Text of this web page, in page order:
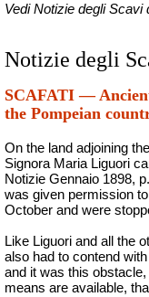
Vedi Notizie degli Scavi
Notizie degli
SCAFATI —
the Pompeian
On the land adjoining
Signora Maria Liguori
Notizie Gennaio 1898,
was given permission
October and were
Like Liguori and all the
also had to contend
and it was this
means are available,